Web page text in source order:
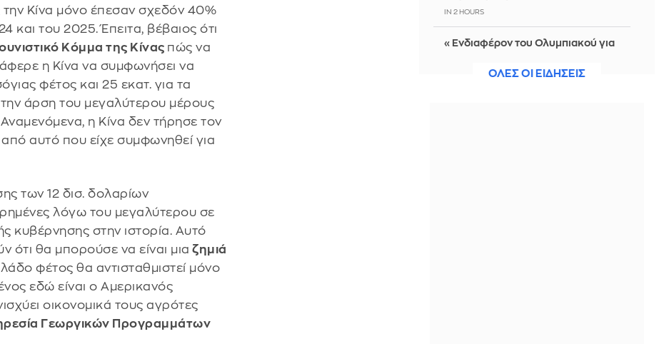
Κίνα μόνο έπεσαν σχεδόν 40%
του 2025. Έπειτα, βέβαιος ότι
Κόμμα της Κίνας πώς να
η Κίνα να συμφωνήσει να
φέτος και 25 εκατ. για τα
άρση του μεγαλύτερου μέρους
η Κίνα δεν τήρησε τον
αυτό που είχε συμφωνηθεί για
των 12 δισ. δολαρίων
λόγω του μεγαλύτερου σε
κυβέρνησης στην ιστορία. Αυτό
ότι θα μπορούσε να είναι μια ζημιά
φέτος θα αντισταθμιστεί μόνο
εδώ είναι ο Αμερικανός
οικονομικά τους αγρότες
Γεωργικών Προγραμμάτων
IN 2 HOURS
«Ενδιαφέρον του Ολυμπιακού για
Τζος Ντόιγκ»ΟΛΕΣ ΟΙ ΕΙΔΗΣΕΙΣ